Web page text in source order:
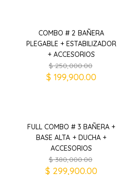
COMBO # 2 BAÑERA
PLEGABLE + ESTABILIZADOR
+ ACCESORIOS
$250,000.00
$199,900.00
FULL COMBO # 3 BAÑERA +
BASE ALTA + DUCHA +
ACCESORIOS
$380,000.00
$299,900.00